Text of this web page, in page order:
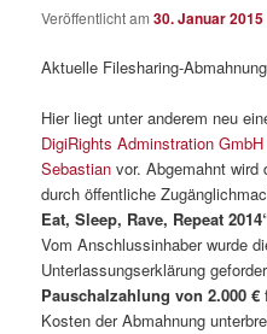
Veröffentlicht am30. Januar 2015
Aktuelle Filesharing-
Hier liegt unter anderem neu
DigiRights Adminstration GmbH
Sebastian vor. Abgemahnt wird
durch öffentliche
Eat, Sleep, Rave, Repeat
Vom Anschlussinhaber wurde
Unterlassungserklärung
Pauschalzahlung von 2.000 €
Kosten der Abmahnung